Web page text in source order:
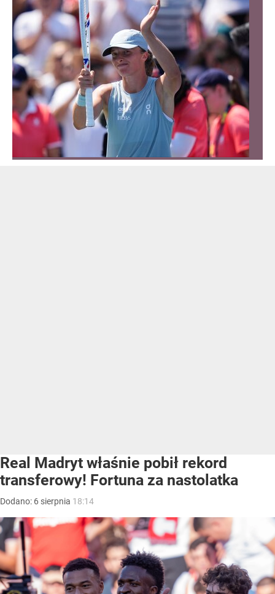
Real Madryt właśnie pobił rekord
transferowy! Fortuna za nastolatka
Dodano: 6 sierpnia 18:14